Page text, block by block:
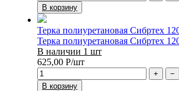
В корзину
Терка полиуретановая Сибртех
Терка полиуретановая Сибртех
В наличии 1 шт
625,00 Р/шт
+
−
В корзину